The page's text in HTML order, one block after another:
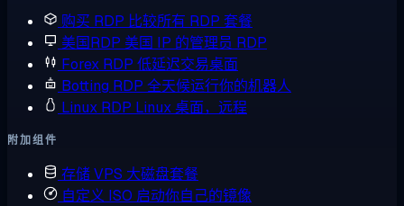
购买 RDP 比较所有 RDP 套餐
美国RDP 美国 IP 的管理员 RDP
Forex RDP 低延迟交易桌面
Botting RDP 全天候运行你的机器人
Linux RDP Linux 桌面，远程
附加组件
存储 VPS 大磁盘套餐
自定义 ISO 启动你自己的镜像